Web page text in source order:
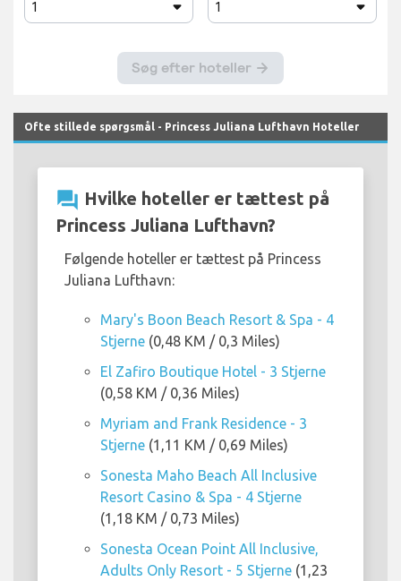
Ofte stillede spørgsmål - Princess Juliana Lufthavn Hoteller
question_answer Hvilke hoteller er tættest på
Princess Juliana Lufthavn?
Følgende hoteller er tættest på Princess
Juliana Lufthavn:
Mary's Boon Beach Resort & Spa - 4
Stjerne (0,48 KM / 0,3 Miles)
El Zafiro Boutique Hotel - 3 Stjerne
(0,58 KM / 0,36 Miles)
Myriam and Frank Residence - 3
Stjerne (1,11 KM / 0,69 Miles)
Sonesta Maho Beach All Inclusive
Resort Casino & Spa - 4 Stjerne
(1,18 KM / 0,73 Miles)
Sonesta Ocean Point All Inclusive,
Adults Only Resort - 5 Stjerne (1,23